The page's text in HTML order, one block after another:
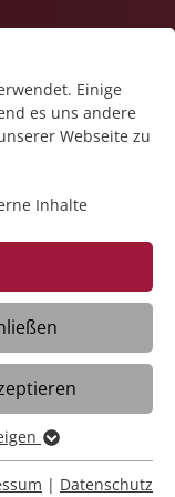
ihres
ihr
Fragen
Einige
es uns andere
Webseite zu
Inhalte
Funktionen
| Datenschutz